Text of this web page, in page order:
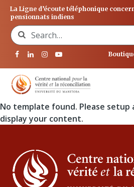
La Ligne d’écoute téléphonique
pensionnats indiens
Search for:
No template found. Please setup
display your content.